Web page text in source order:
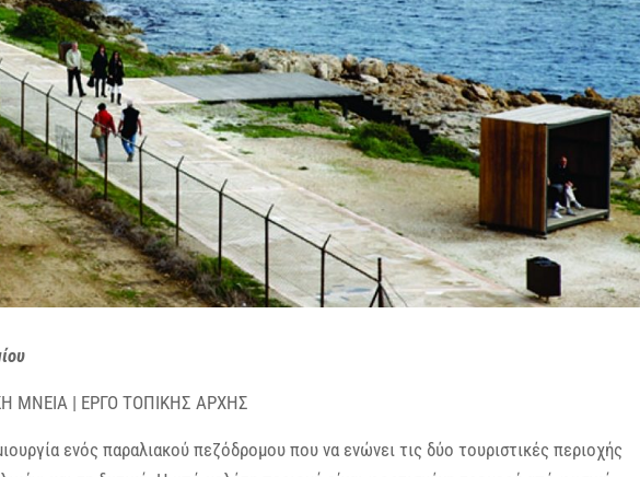
ΜΝΕΙΑ | ΕΡΓΟ ΤΟΠΙΚΗΣ ΑΡΧΗΣ
ενός παραλιακού πεζόδρομου που να ενώνει τις δύο τουριστικές περιοχής